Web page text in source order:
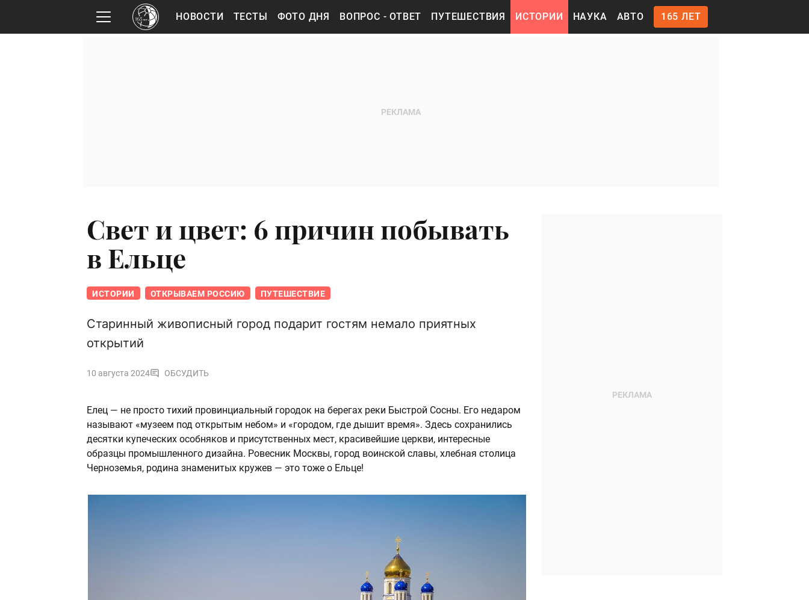
НОВОСТИ ТЕСТЫ ФОТО ДНЯ ВОПРОС - ОТВЕТ ПУТЕШЕСТВИЯ ИСТОРИИ НАУКА АВТО 165 ЛЕТ
Свет и цвет: 6 причин побывать
в Ельце
ИСТОРИИ ОТКРЫВАЕМ РОССИЮ ПУТЕШЕСТВИЕ
Старинный живописный город подарит гостям немало приятных
открытий
10 августа 2024 ОБСУДИТЬ
Елец — не просто тихий провинциальный городок на берегах реки Быстрой Сосны. Его недаром
называют «музеем под открытым небом» и «городом, где дышит время». Здесь сохранились
десятки купеческих особняков и присутственных мест, красивейшие церкви, интересные
образцы промышленного дизайна. Ровесник Москвы, город воинской славы, хлебная столица
Черноземья, родина знаменитых кружев — это тоже о Ельце!